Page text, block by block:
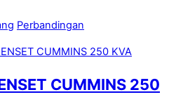
Perbandingan
CUMMINS 250